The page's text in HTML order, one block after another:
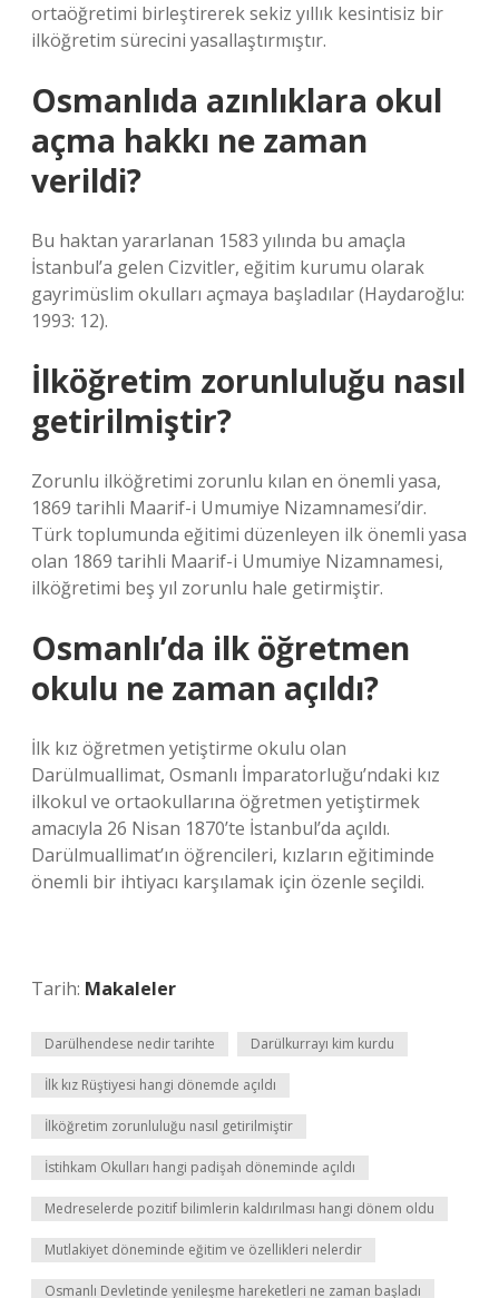
ortaöğretimi birleştirerek sekiz yıllık kesintisiz bir
ilköğretim sürecini yasallaştırmıştır.
Osmanlıda azınlıklara okul
açma hakkı ne zaman
verildi?
Bu haktan yararlanan 1583 yılında bu amaçla
İstanbul’a gelen Cizvitler, eğitim kurumu olarak
gayrimüslim okulları açmaya başladılar (Haydaroğlu:
1993: 12).
İlköğretim zorunluluğu nasıl
getirilmiştir?
Zorunlu ilköğretimi zorunlu kılan en önemli yasa,
1869 tarihli Maarif-i Umumiye Nizamnamesi’dir.
Türk toplumunda eğitimi düzenleyen ilk önemli yasa
olan 1869 tarihli Maarif-i Umumiye Nizamnamesi,
ilköğretimi beş yıl zorunlu hale getirmiştir.
Osmanlı’da ilk öğretmen
okulu ne zaman açıldı?
İlk kız öğretmen yetiştirme okulu olan
Darülmuallimat, Osmanlı İmparatorluğu’ndaki kız
ilkokul ve ortaokullarına öğretmen yetiştirmek
amacıyla 26 Nisan 1870’te İstanbul’da açıldı.
Darülmuallimat’ın öğrencileri, kızların eğitiminde
önemli bir ihtiyacı karşılamak için özenle seçildi.
Tarih: Makaleler
Darülhendese nedir tarihte Darülkurrayı kim kurdu
İlk kız Rüştiyesi hangi dönemde açıldı
İlköğretim zorunluluğu nasıl getirilmiştir
İstihkam Okulları hangi padişah döneminde açıldı
Medreselerde pozitif bilimlerin kaldırılması hangi dönem oldu
Mutlakiyet döneminde eğitim ve özellikleri nelerdir
Osmanlı Devletinde yenileşme hareketleri ne zaman başladı